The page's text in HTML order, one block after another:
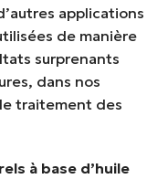
applications
de manière
surprenants
dans nos
traitement des
à base d’huile